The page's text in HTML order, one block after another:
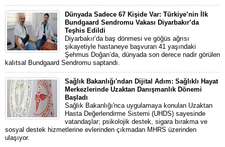
Dünyada Sadece 67 Kişide Var: Türkiye’nin İlk
Bundgaard Sendromu Vakası Diyarbakır’da
Teşhis Edildi
Diyarbakır’da baş dönmesi ve göğüs ağrısı
şikayetiyle hastaneye başvuran 41 yaşındaki
Şehmus Doğan’da, dünyada son derece nadir görülen
kalıtsal Bundgaard Sendromu saptandı.
Sağlık Bakanlığı'ndan Dijital Adım: Sağlıklı Hayat
Merkezlerinde Uzaktan Danışmanlık Dönemi
Başladı
Sağlık Bakanlığı'nca uygulamaya konulan Uzaktan
Hasta Değerlendirme Sistemi (UHDS) sayesinde
vatandaşlar; psikolojik destek, sigara bırakma ve
sosyal destek hizmetlerine evlerinden çıkmadan MHRS üzerinden
ulaşıyor.